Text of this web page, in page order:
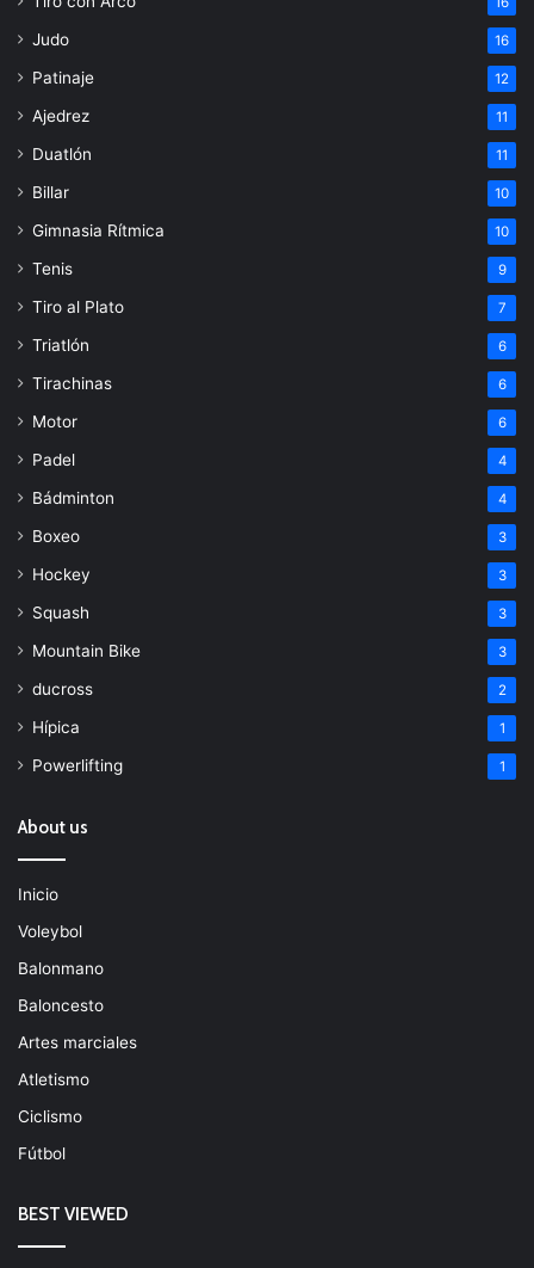
Judo 16
Patinaje 12
Ajedrez 11
Duatlón 11
Billar 10
Gimnasia Rítmica 10
Tenis 9
Tiro al Plato 7
Triatlón 6
Tirachinas 6
Motor 6
Padel 4
Bádminton 4
Boxeo 3
Hockey 3
Squash 3
Mountain Bike 3
ducross 2
Hípica 1
Powerlifting 1
About us
Inicio
Voleybol
Balonmano
Baloncesto
Artes marciales
Atletismo
Ciclismo
Fútbol
BEST VIEWED